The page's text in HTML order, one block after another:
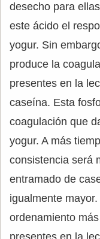
desecho para
este ácido el
yogur. Sin
produce la
presentes en la
caseína. Esta
coagulación que
yogur. A más
consistencia será
entramado de
igualmente
ordenamiento
presentes en la